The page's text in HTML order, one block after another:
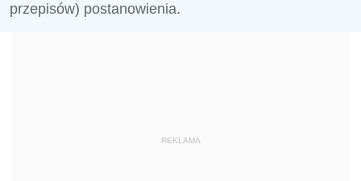
przepisów) postanowienia.
REKLAMA